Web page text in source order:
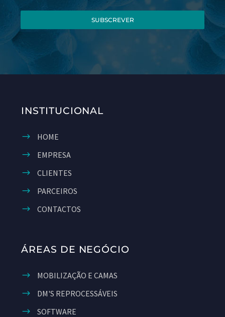
SUBSCREVER
INSTITUCIONAL
HOME
EMPRESA
CLIENTES
PARCEIROS
CONTACTOS
ÁREAS DE NEGÓCIO
MOBILIZAÇÃO E CAMAS
DM'S REPROCESSÁVEIS
SOFTWARE